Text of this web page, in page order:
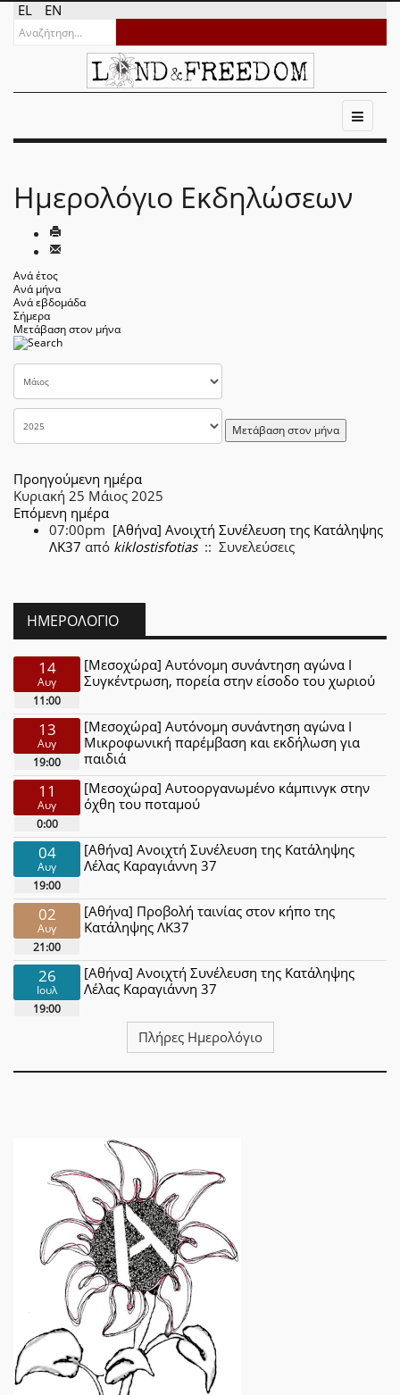
EL EN
Ημερολόγιο Εκδηλώσεων
Ανά έτος
Ανά μήνα
Ανά εβδομάδα
Σήμερα
Μετάβαση στον μήνα
Μετάβαση στον μήνα
Προηγούμενη ημέρα
Κυριακή 25 Μάιος 2025
Επόμενη ημέρα
07:00pm [Αθήνα] Ανοιχτή Συνέλευση της Κατάληψης
ΛΚ37 από kiklostisfotias:: Συνελεύσεις
ΗΜΕΡΟΛΌΓΙΟ
14
Αυγ
11:00
[Μεσοχώρα] Αυτόνομη συνάντηση αγώνα Ι
Συγκέντρωση, πορεία στην είσοδο του χωριού
13
Αυγ
19:00
[Μεσοχώρα] Αυτόνομη συνάντηση αγώνα Ι
Μικροφωνική παρέμβαση και εκδήλωση για
παιδιά
11
Αυγ
0:00
[Μεσοχώρα] Αυτοοργανωμένο κάμπινγκ στην
όχθη του ποταμού
04
Αυγ
19:00
[Αθήνα] Ανοιχτή Συνέλευση της Κατάληψης
Λέλας Καραγιάννη 37
02
Αυγ
21:00
[Αθήνα] Προβολή ταινίας στον κήπο της
Κατάληψης ΛΚ37
26
Ιουλ
19:00
[Αθήνα] Ανοιχτή Συνέλευση της Κατάληψης
Λέλας Καραγιάννη 37
Πλήρες Ημερολόγιο